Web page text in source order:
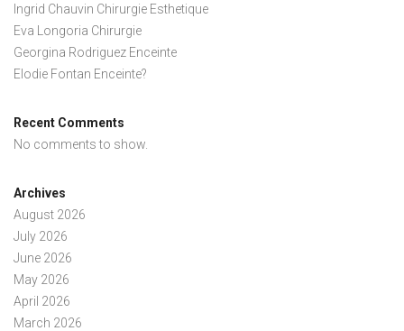
Ingrid Chauvin Chirurgie Esthetique
Eva Longoria Chirurgie
Georgina Rodriguez Enceinte
Elodie Fontan Enceinte?
Recent Comments
No comments to show.
Archives
August 2026
July 2026
June 2026
May 2026
April 2026
March 2026